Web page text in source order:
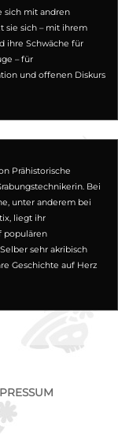
sich mit andren
sie sich – mit ihrem
ihre Schwäche für
– für
und offenen Diskurs
Prähistorische
Bei
unter anderem bei
liegt ihr
populären
sehr akribisch
Geschichte auf Herz